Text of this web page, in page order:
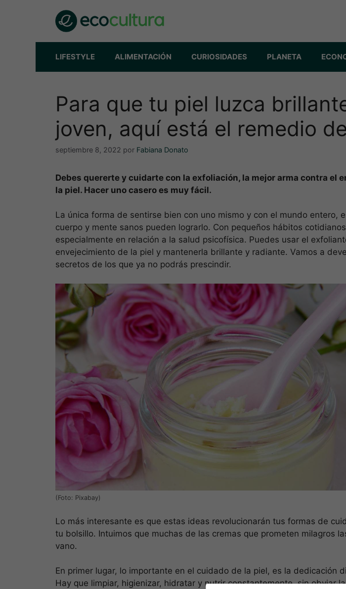
LIFESTYLE ALIMENTACIÓN CURIOSIDADES PLANETA
Para que tu piel luzca
joven, aquí está el remedio
septiembre 8, 2022 por Fabiana Donato
Debes quererte y cuidarte con la exfoliación, la mejor arma contra el
la piel. Hacer uno casero es muy fácil.
La única forma de sentirse bien con uno mismo y con el mundo entero,
cuerpo y mente sanos pueden lograrlo. Con pequeños hábitos
especialmente en relación a la salud psicofísica. Puedes usar el
envejecimiento de la piel y mantenerla brillante y radiante. Vamos a
secretos de los que ya no podrás prescindir.
(Foto: Pixabay)
Lo más interesante es que estas ideas revolucionarán tus formas de
tu bolsillo. Intuimos que muchas de las cremas que prometen milagros
vano.
En primer lugar, lo importante en el cuidado de la piel, es la dedicación
Hay que limpiar, higienizar, hidratar y nutrir constantemente, sin obviar